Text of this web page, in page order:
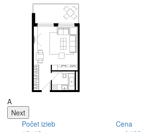
A
Next
Počet izieb
Cena